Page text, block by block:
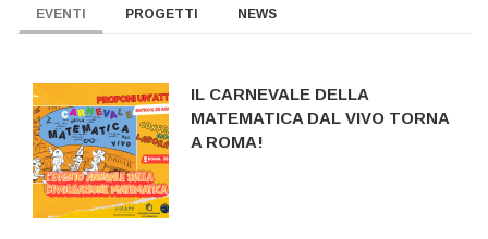
EVENTI PROGETTI NEWS
IL CARNEVALE DELLA
MATEMATICA DAL VIVO TORNA
A ROMA!